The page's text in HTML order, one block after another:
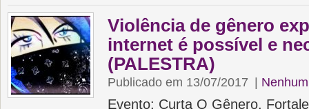
Violência de gênero
internet é possível e
(PALESTRA)
Publicado em 13/07/2017
Evento: Curta O Gênero.